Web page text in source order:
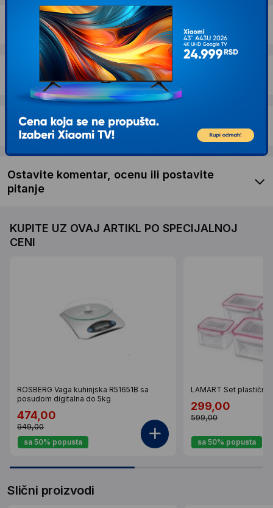
Dostava i povrat
Garancija
Recenzije kupaca
Ostavite komentar, ocenu ili postavite
pitanje
KUPITE UZ OVAJ ARTIKL PO SPECIJALNOJ
CENI
ROSBERG Vaga kuhinjska R51651B sa
posudom digitalna do 5kg
474,00
949,00
sa 50% popusta
LAMART Set
299,00
599,00
sa 50% popusta
Slični proizvodi